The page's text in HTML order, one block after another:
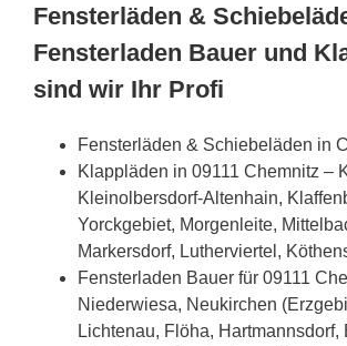
Fensterläden &
Fensterladen Bauer und
sind wir Ihr Profi
Fensterläden & Schiebeläden in
Klappläden in 09111 Chemnitz –
Kleinolbersdorf-Altenhain,
Yorckgebiet, Morgenleite,
Markersdorf, Lutherviertel,
Fensterladen Bauer für 09111
Niederwiesa, Neukirchen
Lichtenau, Flöha, Hartmannsdorf,